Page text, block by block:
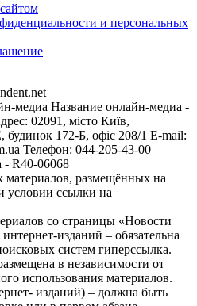
и персональных
медиа Название онлайн-медиа -
02091, місто Київ,
172-Б, офіс 208/1 E-mail:
Телефон: 044-205-43-00
- R40-06068
размещённых на
условии ссылки на
со страницы «Новости
изданий – обязательна
систем гиперссылка.
в независимости от
использования материалов.
изданий) – должна быть